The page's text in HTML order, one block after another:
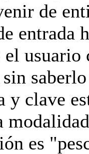
de
entrada
y clave
es